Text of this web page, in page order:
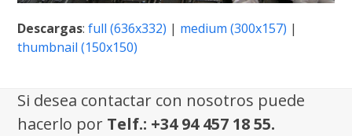
Descargas:full (636x332) | medium (300x157) |
thumbnail (150x150)
Si desea contactar con nosotros puede
hacerlo por Telf.: +34 94 457 18 55.